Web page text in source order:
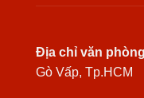
Địa chỉ văn
Gò Vấp, Tp.HCM